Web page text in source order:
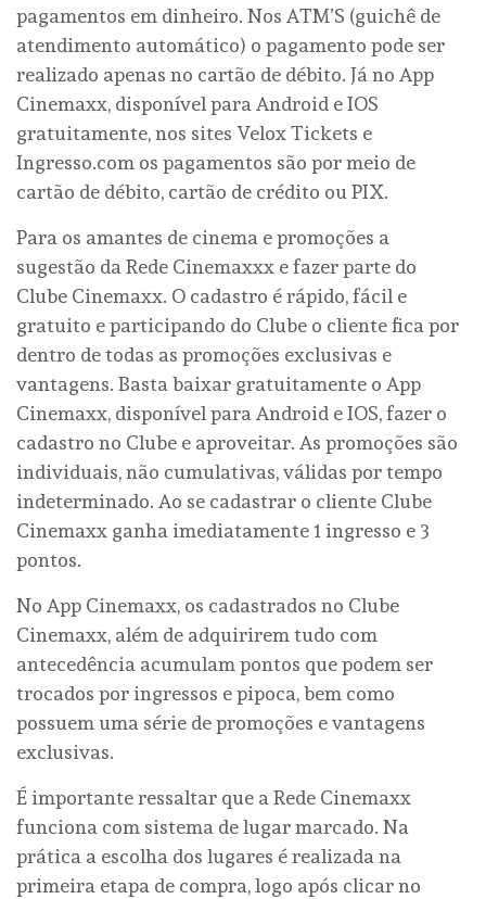
pagamentos em dinheiro. Nos ATM’S (guichê de
atendimento automático) o pagamento pode ser
realizado apenas no cartão de débito. Já no App
Cinemaxx, disponível para Android e IOS
gratuitamente, nos sites Velox Tickets e
Ingresso.com os pagamentos são por meio de
cartão de débito, cartão de crédito ou PIX.
Para os amantes de cinema e promoções a
sugestão da Rede Cinemaxxx e fazer parte do
Clube Cinemaxx. O cadastro é rápido, fácil e
gratuito e participando do Clube o cliente fica por
dentro de todas as promoções exclusivas e
vantagens. Basta baixar gratuitamente o App
Cinemaxx, disponível para Android e IOS, fazer o
cadastro no Clube e aproveitar. As promoções são
individuais, não cumulativas, válidas por tempo
indeterminado. Ao se cadastrar o cliente Clube
Cinemaxx ganha imediatamente 1 ingresso e 3
pontos.
No App Cinemaxx, os cadastrados no Clube
Cinemaxx, além de adquirirem tudo com
antecedência acumulam pontos que podem ser
trocados por ingressos e pipoca, bem como
possuem uma série de promoções e vantagens
exclusivas.
É importante ressaltar que a Rede Cinemaxx
funciona com sistema de lugar marcado. Na
prática a escolha dos lugares é realizada na
primeira etapa de compra, logo após clicar no